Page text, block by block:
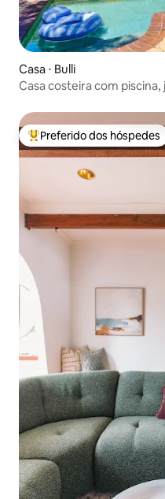
Casa ⋅ Bulli
Casa costeira com
Entre os melhores
Preferido dos hóspedes